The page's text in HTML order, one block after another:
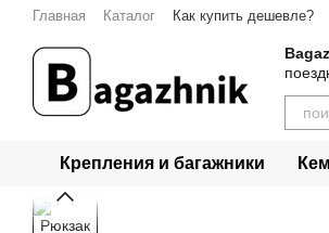
Перейти к основному контенту
Главная Каталог Как купить дешевле?
Крепления и багажники